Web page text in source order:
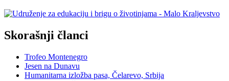
Skorašnji članci
Trofeo Montenegro
Jesen na Dunavu
Humanitarna izložba pasa, Čelarevo, Srbija